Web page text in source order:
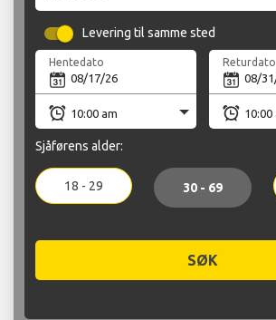
Levering til samme sted
Hentedato Returdato
Sjåførens alder:
18 - 29 30 - 69
SØK